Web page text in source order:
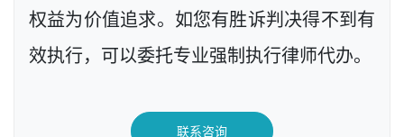
权益为价值追求。如您有胜诉判决得不到有
效执行，可以委托专业强制执行律师代办。
联系咨询